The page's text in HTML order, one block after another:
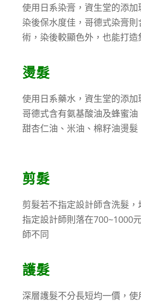
使用日系染膏，資生堂的添加
染後保水度佳，哥德式染膏則
術，染後較顯色外，也能打
燙髮
使用日系藥水，資生堂的添加
哥德式含有氨基酸油及蜂蜜
甜杏仁油、米油、棉籽油燙髮
剪髮
剪髮若不指定設計師含洗髮，
指定設計師則落在700~1000
師不同
護髮
深層護髮不分長短均一價，